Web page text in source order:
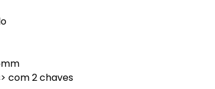
com 2 chaves